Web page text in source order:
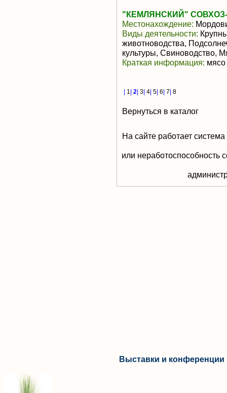
"КЕМЛЯНСКИЙ"
Местонахождение:
Виды деятельности:
животноводства,
культуры, Свиноводство,
Краткая информация: мясо
1 2 3 4 5 6 7 8
Вернуться в каталог
На сайте работает
или неработоспособность
Выставки и конференции